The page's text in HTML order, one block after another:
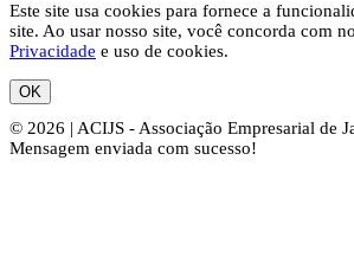
Este site usa cookies para fornece a
site. Ao usar nosso site, você concorda com
Privacidade e uso de cookies.
OK
© 2026 | ACIJS - Associação Empresarial de
Mensagem enviada com sucesso!